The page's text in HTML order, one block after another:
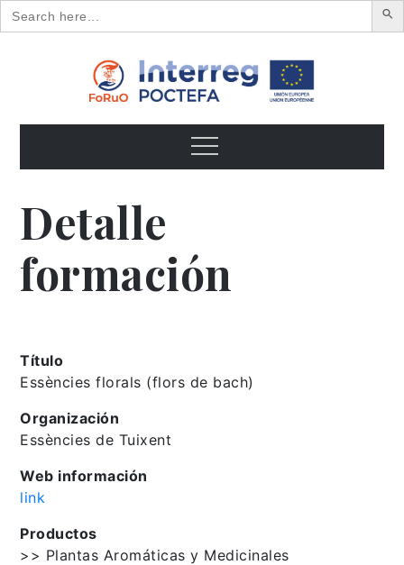
Search
for:
FoRuO
frutos
Menu
Detalle
formación
Título
Essències florals (flors de bach)
Organización
Essències de Tuixent
Web información
link
Productos
>> Plantas Aromáticas y Medicinales